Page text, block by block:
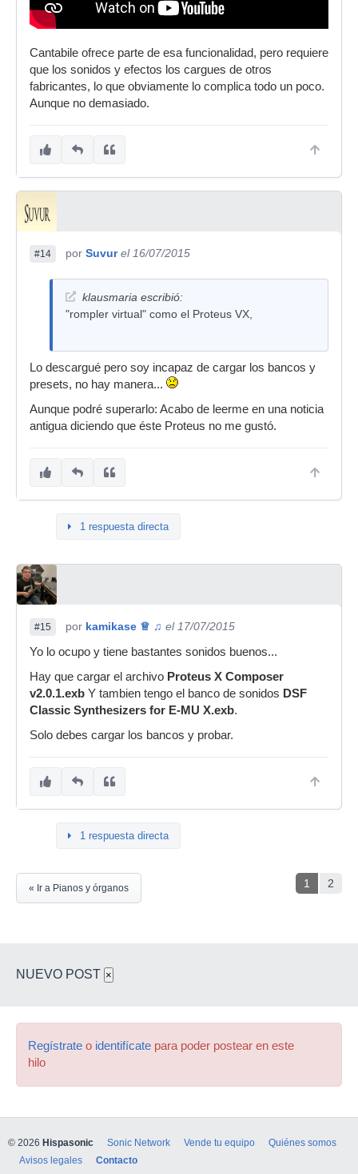
Cantabile ofrece parte de esa funcionalidad, pero requiere
que los sonidos y efectos los cargues de otros
fabricantes, lo que obviamente lo complica todo un poco.
Aunque no demasiado.
#14 por Suvur el 16/07/2015
klausmaria escribió:
"rompler virtual" como el Proteus VX,
Lo descargué pero soy incapaz de cargar los bancos y
presets, no hay manera...
Aunque podré superarlo: Acabo de leerme en una noticia
antigua diciendo que éste Proteus no me gustó.
1 respuesta directa
#15 por kamikase ♕ ♫ el 17/07/2015
Yo lo ocupo y tiene bastantes sonidos buenos...
Hay que cargar el archivo Proteus X Composer
v2.0.1.exb Y tambien tengo el banco de sonidos DSF
Classic Synthesizers for E-MU X.exb.
Solo debes cargar los bancos y probar.
1 respuesta directa
1 2
« Ir a Pianos y órganos
NUEVO POST ×
Regístrate o identifícate para poder postear en este
hilo
© 2026 Hispasonic Sonic Network Vende tu equipo
Quiénes somos
Avisos legales
Contacto